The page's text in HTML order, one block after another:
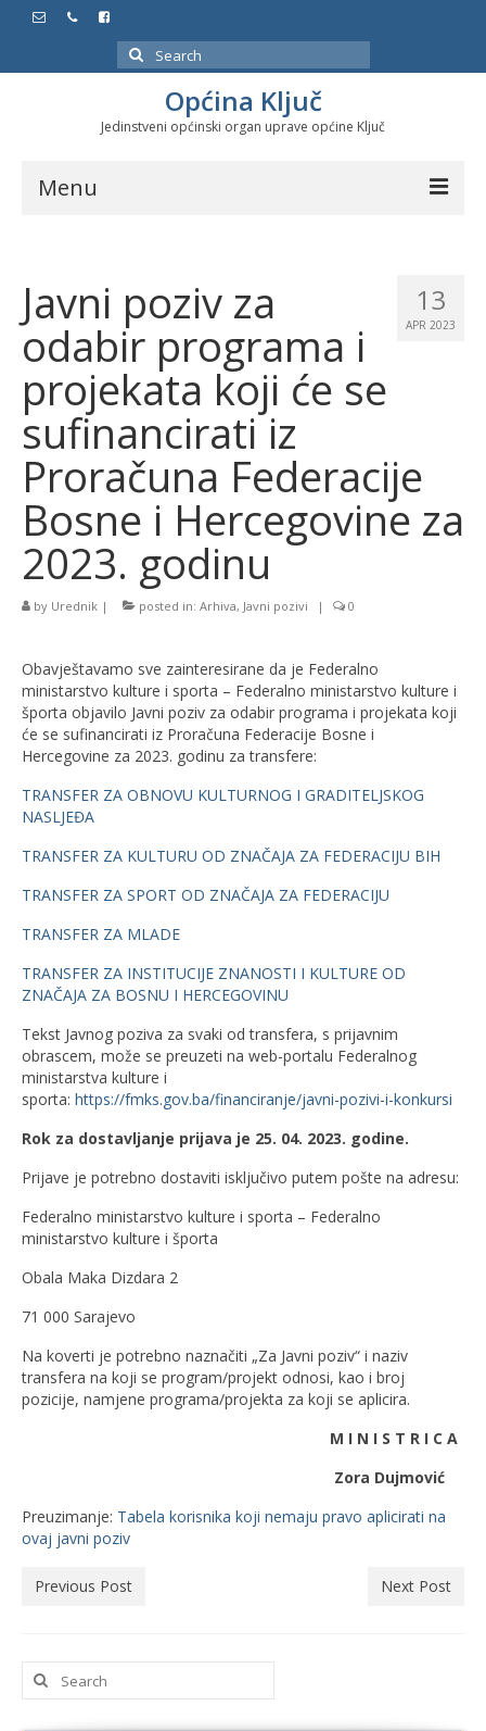
Search
for:
Općina Ključ
Jedinstveni općinski organ uprave općine Ključ
Menu
Službeni glasnici
Javne nabavke
Značajni datumi i manifestacije
Program energetske efikasnosti u stambenom
sektoru
13
APR 2023
Javni poziv za
odabir programa i
projekata koji će se
sufinancirati iz
Proračuna Federacije
Bosne i Hercegovine za
2023. godinu
by Urednik | posted in: Arhiva, Javni pozivi | 0
Obavještavamo sve zainteresirane da je Federalno
ministarstvo kulture i sporta – Federalno ministarstvo kulture i
športa objavilo Javni poziv za odabir programa i projekata koji
će se sufinancirati iz Proračuna Federacije Bosne i
Hercegovine za 2023. godinu za transfere:
TRANSFER ZA OBNOVU KULTURNOG I GRADITELJSKOG
NASLJEĐA
TRANSFER ZA KULTURU OD ZNAČAJA ZA FEDERACIJU BIH
TRANSFER ZA SPORT OD ZNAČAJA ZA FEDERACIJU
TRANSFER ZA MLADE
TRANSFER ZA INSTITUCIJE ZNANOSTI I KULTURE OD
ZNAČAJA ZA BOSNU I HERCEGOVINU
Tekst Javnog poziva za svaki od transfera, s prijavnim
obrascem, može se preuzeti na web-portalu Federalnog
ministarstva kulture i
sporta: https://fmks.gov.ba/financiranje/javni-pozivi-i-konkursi
Rok za dostavljanje prijava je 25. 04. 2023. godine.
Prijave je potrebno dostaviti isključivo putem pošte na adresu:
Federalno ministarstvo kulture i sporta – Federalno
ministarstvo kulture i športa
Obala Maka Dizdara 2
71 000 Sarajevo
Na koverti je potrebno naznačiti „Za Javni poziv“ i naziv
transfera na koji se program/projekt odnosi, kao i broj
pozicije, namjene programa/projekta za koji se aplicira.
M I N I S T R I C A
Zora Dujmović
Preuzimanje: Tabela korisnika koji nemaju pravo aplicirati na
ovaj javni poziv
Previous Post Next Post
Search
for: